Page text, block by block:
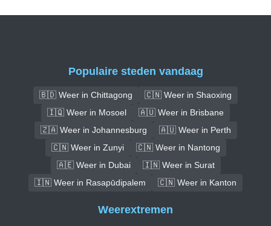
Populaire steden vandaag
🇧🇩 Weer in Chittagong
🇨🇳 Weer in Shaoxing
🇮🇶 Weer in Mosoel
🇦🇺 Weer in Brisbane
🇿🇦 Weer in Johannesburg
🇦🇺 Weer in Perth
🇨🇳 Weer in Zunyi
🇨🇳 Weer in Nantong
🇦🇪 Weer in Dubai
🇮🇳 Weer in Surat
🇮🇳 Weer in Rasapūdipalem
🇨🇳 Weer in Kanton
Weerextremen